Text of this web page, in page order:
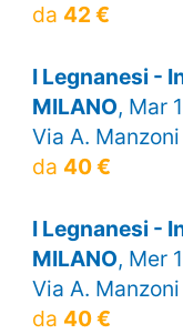
da 42 €
I Legnanesi -
MILANO, Mar
Via A.
da 40 €
I Legnanesi -
MILANO, Mer
Via A.
da 40 €